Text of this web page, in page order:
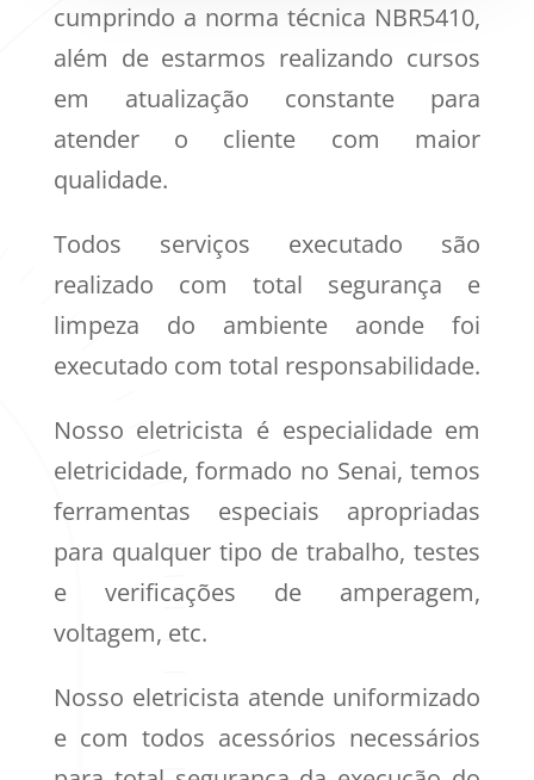
cumprindo a norma técnica NBR5410,
além de estarmos realizando cursos
em atualização constante para
atender o cliente com maior
qualidade.
Todos serviços executado são
realizado com total segurança e
limpeza do ambiente aonde foi
executado com total responsabilidade.
Nosso eletricista é especialidade em
eletricidade, formado no Senai, temos
ferramentas especiais apropriadas
para qualquer tipo de trabalho, testes
e verificações de amperagem,
voltagem, etc.
Nosso eletricista atende uniformizado
e com todos acessórios necessários